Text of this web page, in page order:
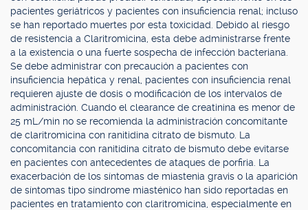
pacientes geriátricos y pacientes con insuficiencia renal; incluso
se han reportado muertes por esta toxicidad. Debido al riesgo
de resistencia a Claritromicina, esta debe administrarse frente
a la existencia o una fuerte sospecha de infección bacteriana.
Se debe administrar con precaución a pacientes con
insuficiencia hepática y renal, pacientes con insuficiencia renal
requieren ajuste de dosis o modificación de los intervalos de
administración. Cuando el clearance de creatinina es menor de
25 mL/min no se recomienda la administración concomitante
de claritromicina con ranitidina citrato de bismuto. La
concomitancia con ranitidina citrato de bismuto debe evitarse
en pacientes con antecedentes de ataques de porfiria. La
exacerbación de los síntomas de miastenia gravis o la aparición
de síntomas tipo síndrome miasténico han sido reportadas en
pacientes en tratamiento con claritromicina, especialmente en